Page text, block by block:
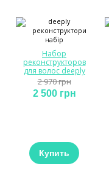
Набор
реконструкторов
для волос deeply
2 970 грн
2 500 грн
Купить